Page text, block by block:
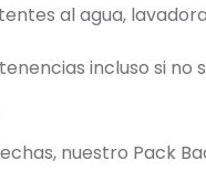
al agua,
incluso si no
nuestro Pack